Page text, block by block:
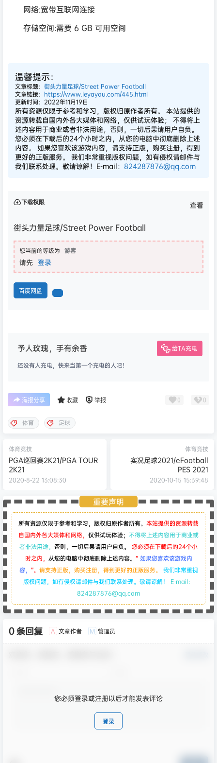
网络:宽带互联网连接
存储空间:需要 6 GB 可用空间
温馨提示：
文章标题： 街头力量足球/Street Power Football
文章链接： https://www.leyayou.com/445.html
更新时间：2022年11月19日
所有资源仅限于参考和学习，版权归原作者所有。 本站提供的
资源转载自国内外各大媒体和网络，仅供试玩体验； 不得将上
述内容用于商业或者非法用途，否则，一切后果请用户自负。
您必须在下载后的24个小时之内，从您的电脑中彻底删除上述
内容。 如果您喜欢该游戏内容，请支持正版，购买注册，得到
更好的正版服务。 我们非常重视版权问题，如有侵权请邮件与
我们联系处理。敬请谅解！E-mail： 824287876@qq.com
下载权限 查看
街头力量足球/Street Power Football
您当前的等级为 游客
请先 登录
百度网盘
予人玫瑰，手有余香 给TA充电
还没有人充电，快来当第一个充电的人吧！
海报分享 收藏 举报 0 0
体育 足球
体育竞技
PGA巡回赛2K21/PGA TOUR
2K21
2020-8-22 13:08:30
体育竞技
实况足球2021/eFootball
PES 2021
2020-10-15 15:39:48
重要声明
所有资源仅限于参考和学习，版权归原作者所有。 本站提供的资源转载
自国内外各大媒体和网络， 仅供试玩体验； 不得将上述内容用于商业或
者非法用途， 否则，一切后果请用户自负。
您必须在下载后的24个小
时之内， 从您的电脑中彻底删除上述内容。 “如果您喜欢该游戏内
容， ”。 请支持正版，购买注册，得到更好的正版服务。 我们非常重视
版权问题，如有侵权请邮件与我们联系处理。敬请谅解！ E-mail：
824287876@qq.com
0 条回复 A 文章作者 M 管理员
您必须登录或注册以后才能发表评论
登录